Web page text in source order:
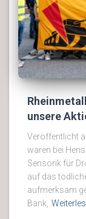
unsere
Veröffentlicht
waren bei
Sensorik für
auf das
aufmerksam
Bank,